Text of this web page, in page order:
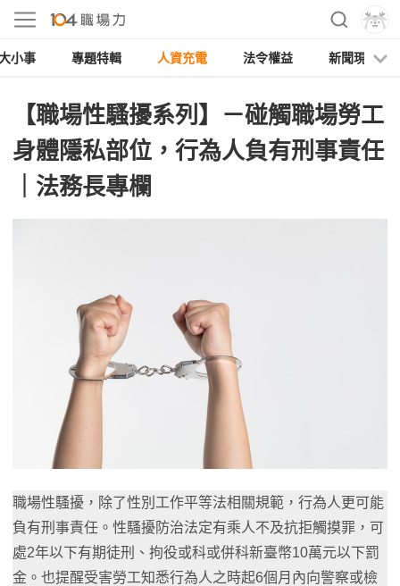
小事 專題特輯 人資充電 法令權益 新聞現場
【職場性騷擾系列】－碰觸職場勞工
身體隱私部位，行為人負有刑事責任
｜法務長專欄
職場性騷擾，除了性別工作平等法相關規範，行為人更可能
負有刑事責任。性騷擾防治法定有乘人不及抗拒觸摸罪，可
處2年以下有期徒刑、拘役或科或併科新臺幣10萬元以下罰
金。也提醒受害勞工知悉行為人之時起6個月內向警察或檢